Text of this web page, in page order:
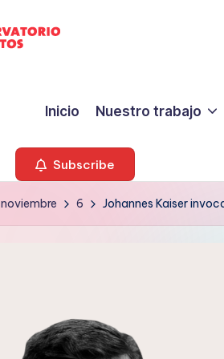
Inicio Nuestro trabajo
Subscribe
noviembre 6 Johannes Kaiser